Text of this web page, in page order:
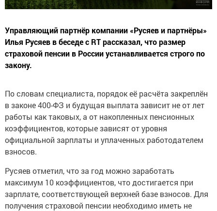
Управляющий партнёр компании «Русяев и партнёры»
Илья Русяев в беседе с RT рассказал, что размер
страховой пенсии в России устанавливается строго по
закону.
По словам специалиста, порядок её расчёта закреплён
в законе 400-ФЗ и будущая выплата зависит не от лет
работы как таковых, а от накопленных пенсионных
коэффициентов, которые зависят от уровня
официальной зарплаты и уплаченных работодателем
взносов.
Русяев отметил, что за год можно заработать
максимум 10 коэффициентов, что достигается при
зарплате, соответствующей верхней базе взносов. Для
получения страховой пенсии необходимо иметь не